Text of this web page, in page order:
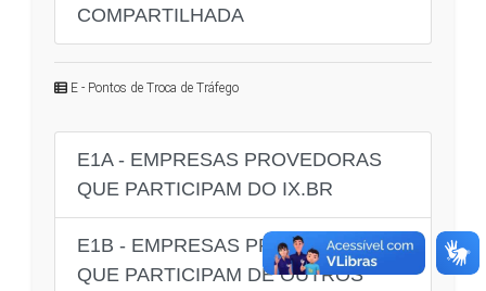
COMPARTILHADA
E - Pontos de Troca de Tráfego
E1A - EMPRESAS PROVEDORAS
QUE PARTICIPAM DO IX.BR
E1B - EMPRESAS PROVEDORAS
QUE PARTICIPAM DE OUTROS